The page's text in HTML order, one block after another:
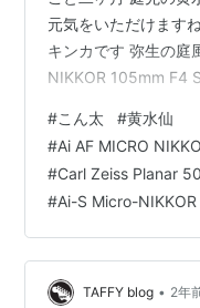
元気をいただけます
キンカです 弥生の
NIKKOR 105mm F4
市清水区）で突然変
柑が「こん太」です
の通り、生のまま皮
すね。糖度は25度を
美味しさがあります
#こん太 #黄水仙
#Ai AF MICRO
#Carl Zeiss Planar
#Ai-S Micro-
TAFFY blog • 2年